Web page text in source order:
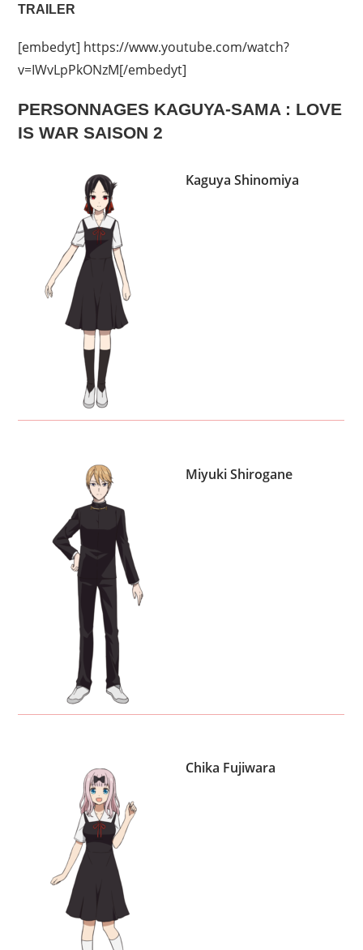
TRAILER
[embedyt] https://www.youtube.com/watch?
v=IWvLpPkONzM[/embedyt]
PERSONNAGES KAGUYA-SAMA : LOVE
IS WAR SAISON 2
Kaguya Shinomiya
Miyuki Shirogane
Chika Fujiwara